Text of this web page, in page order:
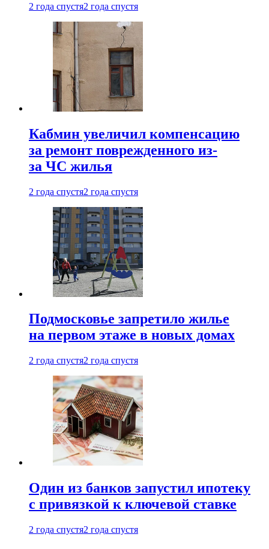
2 года спустя2 года спустя
Кабмин увеличил компенсацию
за ремонт поврежденного из-
за ЧС жилья
2 года спустя2 года спустя
Подмосковье запретило жилье
на первом этаже в новых домах
2 года спустя2 года спустя
Один из банков запустил ипотеку
с привязкой к ключевой ставке
2 года спустя2 года спустя